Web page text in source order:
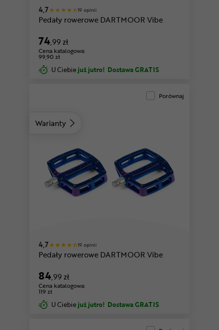
4,7 19 opinii
Pedały rowerowe DARTMOOR Vibe
74,99 zł
Cena katalogowa:
99,90 zł
U Ciebie już jutro! Dostawa GRATIS
Warianty
Porównaj
4,7 19 opinii
Pedały rowerowe DARTMOOR Vibe
84,99 zł
Cena katalogowa:
119 zł
U Ciebie już jutro! Dostawa GRATIS